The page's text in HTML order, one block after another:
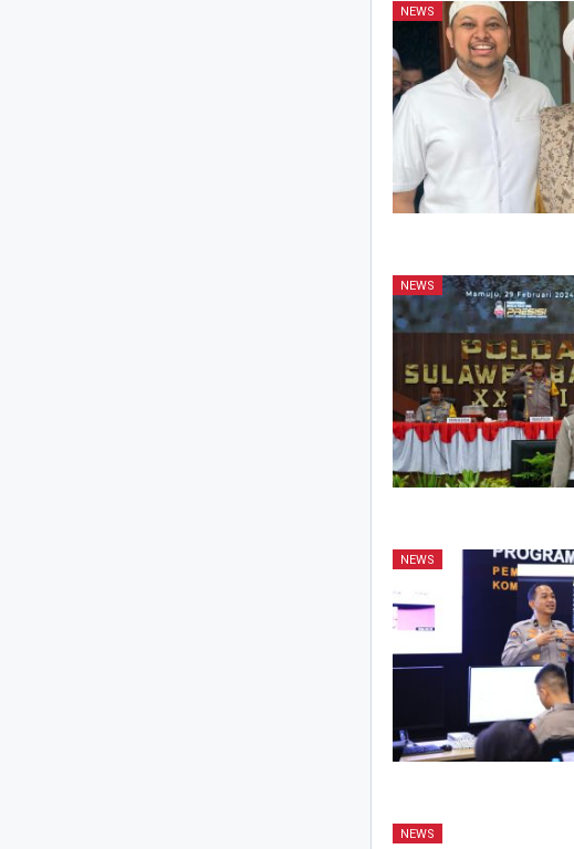
NEWS
NEWS
NEWS
NEWS